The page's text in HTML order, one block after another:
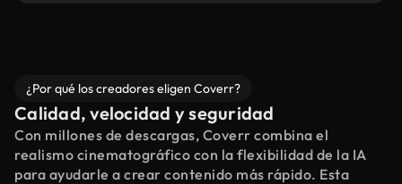
¿Por qué los creadores eligen Coverr?
Calidad, velocidad y seguridad
Con millones de descargas, Coverr combina el
realismo cinematográfico con la flexibilidad de la IA
para ayudarle a crear contenido más rápido. Esta